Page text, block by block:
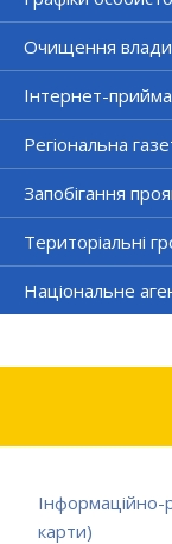
Очищення влади
Інтернет-
Регіональна
Запобігання
Територіальні
Національне
Інформаційно-
карти)